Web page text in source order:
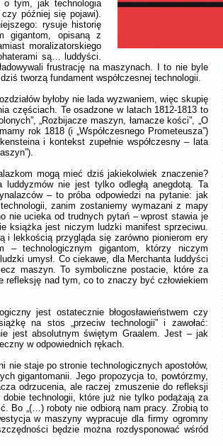
o tym, jak technologia
później się pojawi).
rysuje historię
gigantom, opisaną z
moralizatorskiego
są… luddyści.
frustrację na maszynach. I to nie byle
tworzą fundament współczesnej technologii.
byłoby nie lada wyzwaniem, więc skupię
częściach. Te osadzone w latach 1812-1813 to
„Rozbijacze maszyn, łamacze kości”, „O
rok 1818 (i „Współczesnego Prometeusza”)
i kontekst zupełnie współczesny – lata
mogą mieć dziś jakiekolwiek znaczenie?
nie jest tylko odległą anegdotą. Ta
– to próba odpowiedzi na pytanie: jak
zanim zostaniemy wymazani z mapy
nie ucieka od trudnych pytań – wprost stawia je
książka jest niczym ludzki manifest sprzeciwu.
i lekkością przygląda się zarówno pionierom ery
– technologicznym gigantom, którzy niczym
umysł. Co ciekawe, dla Merchanta luddyści
maszyn. To symboliczne postacie, które za
refleksję nad tym, co to znaczy być człowiekiem
jest ostatecznie błogosławieństwem czy
na stos „przeciw technologii” i zawołać:
jest absolutnym świętym Graalem. Jest – jak
w odpowiednich rękach.
nie staje po stronie technologicznych apostołów,
gigantomanii. Jego propozycja to, powtórzmy,
odrzucenia, ale raczej zmuszenie do refleksji
technologii, które już nie tylko podążają za
Bo „(…) roboty nie odbiorą nam pracy. Zrobią to
w maszyny wypracuje dla firmy ogromny
będzie można rozdysponować wśród